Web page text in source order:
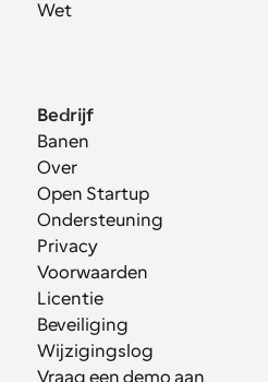
Wet
Bedrijf
Banen
Over
Open Startup
Ondersteuning
Privacy
Voorwaarden
Licentie
Beveiliging
Wijzigingslog
Vraag een demo aan